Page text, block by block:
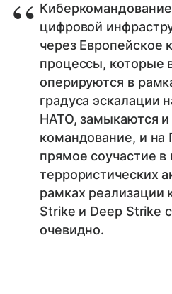
цифровой
через Европейское
процессы, которые
оперируются в
градуса эскалации
НАТО, замыкаются и
командование, и на
прямое соучастие в
террористических
рамках реализации
Strike и Deep Strike
очевидно.